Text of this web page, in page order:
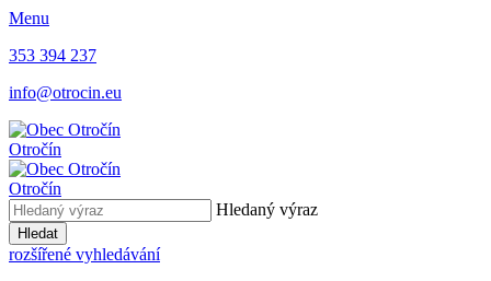
Menu
353 394 237
info@otrocin.eu
Otročín
Otročín
Hledaný výraz
Hledat
rozšířené vyhledávání